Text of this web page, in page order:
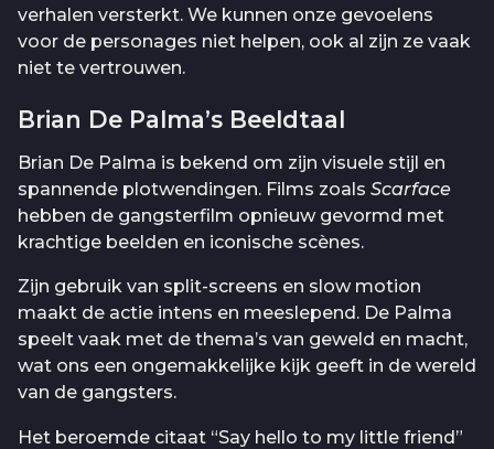
verhalen versterkt. We kunnen onze gevoelens
voor de personages niet helpen, ook al zijn ze vaak
niet te vertrouwen.
Brian De Palma’s Beeldtaal
Brian De Palma is bekend om zijn visuele stijl en
spannende plotwendingen. Films zoals Scarface
hebben de gangsterfilm opnieuw gevormd met
krachtige beelden en iconische scènes.
Zijn gebruik van split-screens en slow motion
maakt de actie intens en meeslepend. De Palma
speelt vaak met de thema’s van geweld en macht,
wat ons een ongemakkelijke kijk geeft in de wereld
van de gangsters.
Het beroemde citaat “Say hello to my little friend”